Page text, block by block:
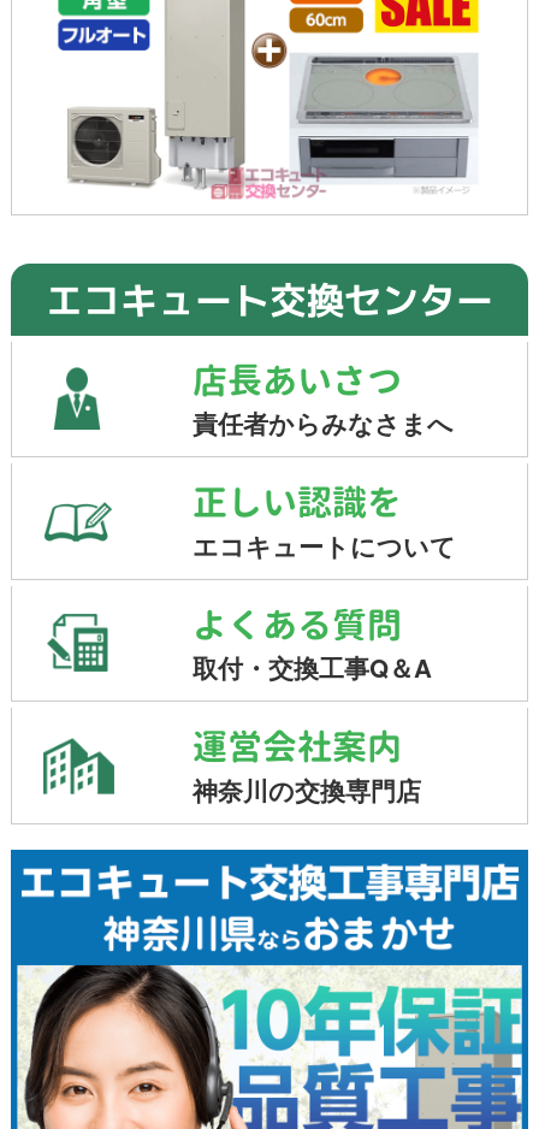
エコキュート交換センター
店長あいさつ
責任者からみなさまへ
正しい認識を
エコキュートについて
よくある質問
取付・交換工事Q＆A
運営会社案内
神奈川の交換専門店